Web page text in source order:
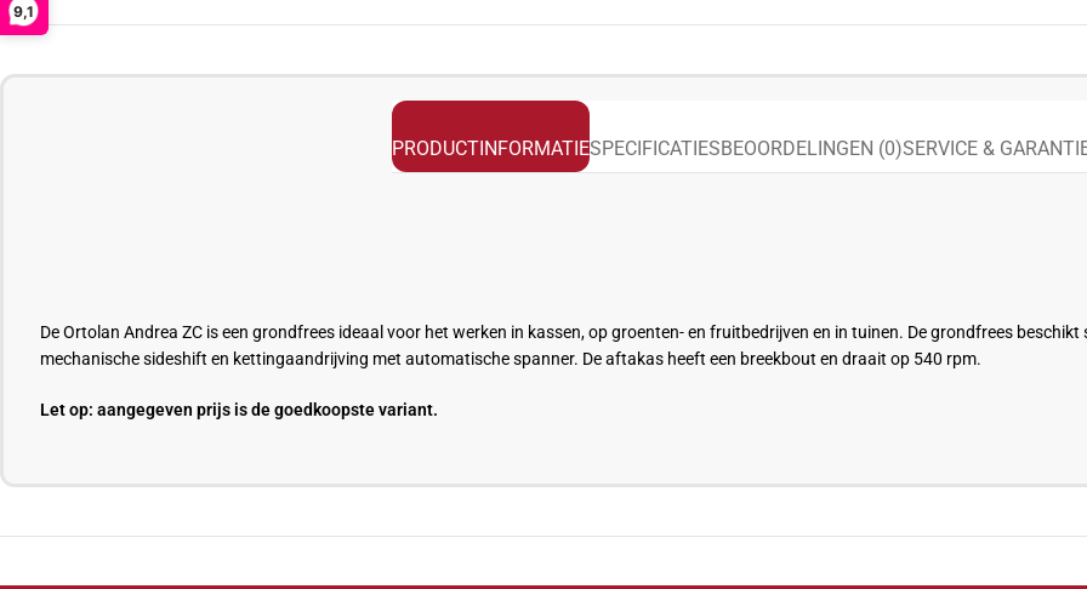
9,1
PRODUCTINFORMATIESPECIFICATIESBEOORDELINGEN (0)SERVICE &
DeOrtolan Andrea ZC is een grondfrees ideaal voor het werken in kassen, op groenten- en fruitbedrijven en in tuinen. De grondfrees
mechanische sideshift en kettingaandrijving met automatische spanner. Deaftakas heeft een breekbout en draait op 540 rpm.
Let op: aangegeven prijs is de goedkoopste variant.